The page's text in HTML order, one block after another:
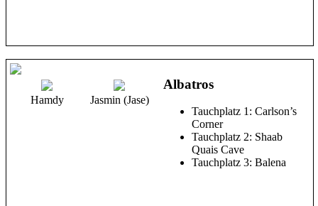
Hamdy Jasmin (Jase)
Albatros
Tauchplatz 1: Carlson’s
Corner
Tauchplatz 2: Shaab
Quais Cave
Tauchplatz 3: Balena